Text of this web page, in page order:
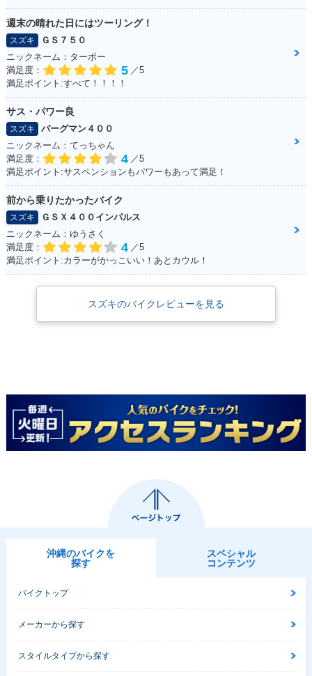
週末の晴れた日にはツーリング！
スズキ
ＧＳ７５０
ニックネーム：ターボー
満足度：
5 ／5
満足ポイント:すべて！！！！
サス・パワー良
スズキ
バーグマン４００
ニックネーム：てっちゃん
満足度：
4 ／5
満足ポイント:サスペンションもパワーもあって満足！
前から乗りたかったバイク
スズキ
ＧＳＸ４００インパルス
ニックネーム：ゆうさく
満足度：
4 ／5
満足ポイント:カラーがかっこいい！あとカウル！
スズキのバイクレビューを見る
沖縄のバイクを
探す
スペシャル
コンテンツ
バイクトップ
メーカーから探す
スタイルタイプから探す